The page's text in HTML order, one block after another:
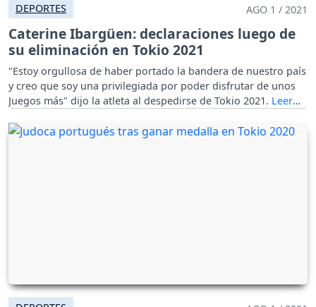
DEPORTES AGO 1 / 2021
Caterine Ibargüen: declaraciones luego de
su eliminación en Tokio 2021
"Estoy orgullosa de haber portado la bandera de nuestro país
y creo que soy una privilegiada por poder disfrutar de unos
Juegos más" dijo la atleta al despedirse de Tokio 2021.